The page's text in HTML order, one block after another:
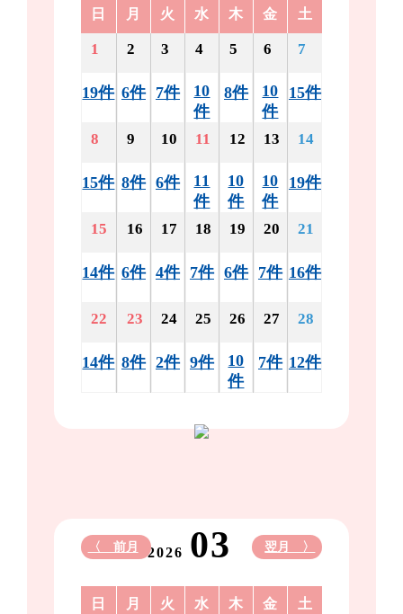
日 月 火 水 木 金 土
1
19件
2
6件
3
7件
4
10
件
5
8件
6
10
件
7
15件
8
15件
9
8件
10
6件
11
11
件
12
10
件
13
10
件
14
19件
15
14件
16
6件
17
4件
18
7件
19
6件
20
7件
21
16件
22
14件
23
8件
24
2件
25
9件
26
10
件
27
7件
28
12件
2026 03
〈 前月 翌月 〉
日 月 火 水 木 金 土